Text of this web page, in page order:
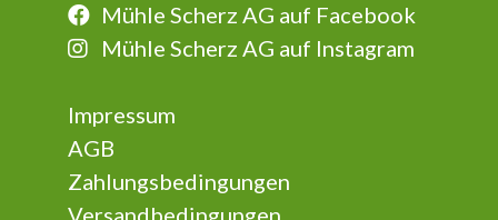
Mühle Scherz AG auf Facebook
Mühle Scherz AG auf Instagram
Impressum
AGB
Zahlungsbedingungen
Versandbedingungen